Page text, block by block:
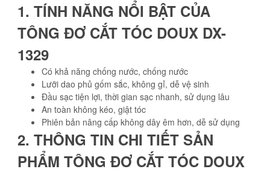
1. TÍNH NĂNG NỔI BẬT CỦA
TÔNG ĐƠ CẮT TÓC DOUX DX-
1329
Có khả năng chống nước, chống nước
Lưỡi dao phủ gốm sắc, không gỉ, dễ vệ sinh
Đầu sạc tiện lợi, thời gian sạc nhanh, sử dụng lâu
An toàn không kéo, giật tóc
Phiên bản nâng cấp không dây êm hơn, dễ sử dụng
2. THÔNG TIN CHI TIẾT SẢN
PHẨM TÔNG ĐƠ CẮT TÓC DOUX